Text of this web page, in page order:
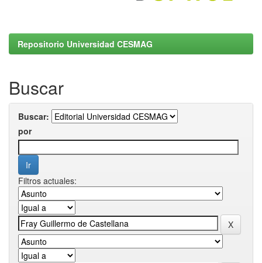
Repositorio Universidad CESMAG
Buscar
Buscar:
por
Filtros actuales: